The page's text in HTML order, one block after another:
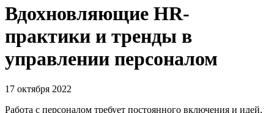
Вдохновляющие HR-
практики и тренды в
управлении персоналом
17 октября 2022
Работа с персоналом требует постоянного включения и идей,